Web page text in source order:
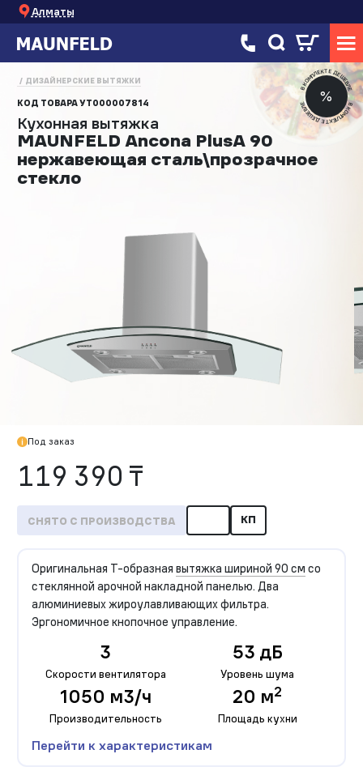
Алматы
%
В КОМПЛЕКТЕ ДЕШЕВЛЕ
В КОМПЛЕКТЕ ДЕШЕВЛЕ
ДИЗАЙНЕРСКИЕ ВЫТЯЖКИ
КОД ТОВАРАУТ000007814
Кухонная вытяжка
MAUNFELD Ancona PlusA 90
нержавеющая сталь\прозрачное
стекло
Под заказ
119 390 ₸
СНЯТО С ПРОИЗВОДСТВА КП
Оригинальная Т-образная вытяжка шириной 90 см со
стеклянной арочной накладной панелью. Два
алюминиевых жироулавливающих фильтра.
Эргономичное кнопочное управление.
3
Скорости вентилятора
53 дБ
Уровень шума
1050 м3/ч
Производительность
20 м2
Площадь кухни
Перейти к характеристикам